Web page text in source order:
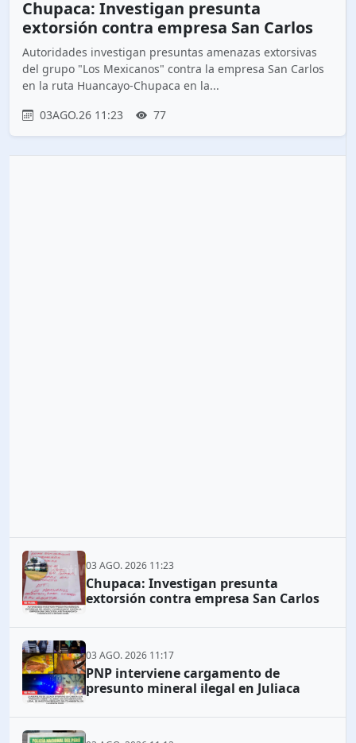
Chupaca: Investigan presunta
extorsión contra empresa San Carlos
Autoridades investigan presuntas amenazas extorsivas
del grupo "Los Mexicanos" contra la empresa San Carlos
en la ruta Huancayo-Chupaca en la...
03AGO.26 11:23
77
03 AGO. 2026 11:23
Chupaca: Investigan presunta
extorsión contra empresa San Carlos
03 AGO. 2026 11:17
PNP interviene cargamento de
presunto mineral ilegal en Juliaca